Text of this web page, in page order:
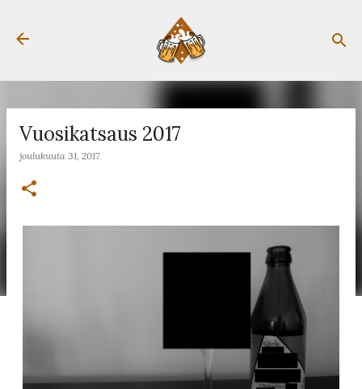
Siirry pääsisältöön
Vuosikatsaus 2017
joulukuuta 31, 2017